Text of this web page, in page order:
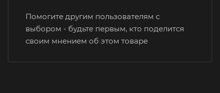
Помогите другим пользователям с
выбором - будьте первым, кто поделится
своим мнением об этом товаре